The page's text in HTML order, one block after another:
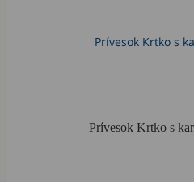
Prívesok Krtko s